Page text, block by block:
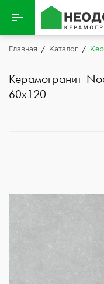
Назад
Керамическая плитка
Главная / Каталог /
Керамогранит
60x120